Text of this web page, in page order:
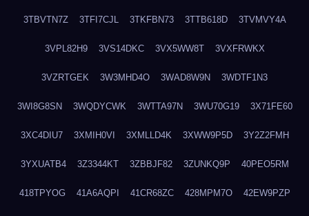
3TBVTN7Z 3TFI7CJL 3TKFBN73 3TTB618D 3TVMVY4A
3VPL82H9 3VS14DKC 3VX5WW8T 3VXFRWKX
3VZRTGEK 3W3MHD4O 3WAD8W9N 3WDTF1N3
3WI8G8SN 3WQDYCWK 3WTTA97N 3WU70G19 3X71FE60
3XC4DIU7 3XMIH0VI 3XMLLD4K 3XWW9P5D 3Y2Z2FMH
3YXUATB4 3Z3344KT 3ZBBJF82 3ZUNKQ9P 40PEO5RM
418TPYOG 41A6AQPI 41CR68ZC 428MPM7O 42EW9PZP